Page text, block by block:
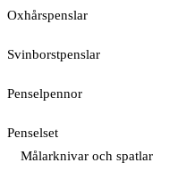
Oxhårspenslar
Svinborstpenslar
Penselpennor
Penselset
Målarknivar och spatlar